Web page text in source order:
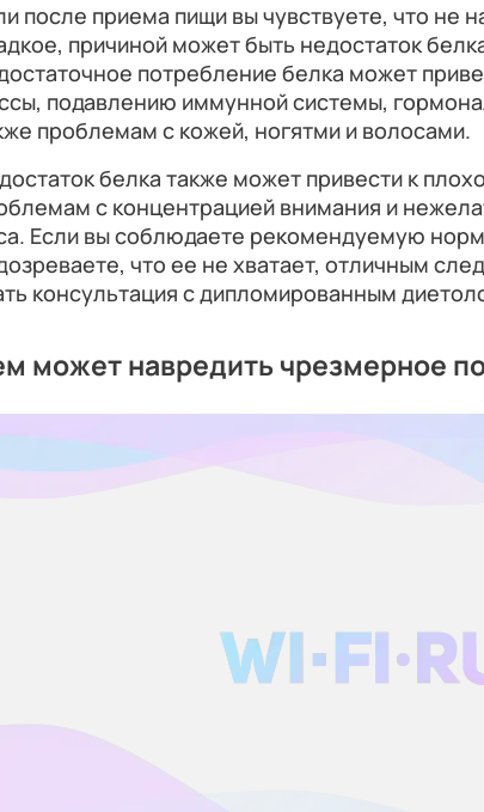
после приема пищи вы чувствуете, что не
причиной может быть недостаток
потребление белка может
подавлению иммунной системы,
проблемам с кожей, ногятми и волосами.
белка также может привести к
с концентрацией внимания и
Если вы соблюдаете рекомендуемую
что ее не хватает, отличным
консультация с дипломированным
может навредить чрезмерное